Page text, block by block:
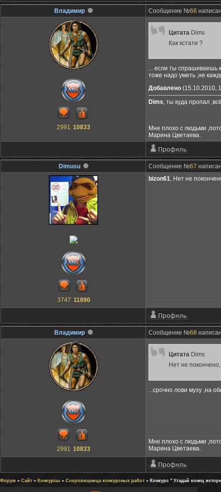
Владимир Сообщение №66
2991 10833
Цитата Dims
Как кстати ?
... если ты спрашиваешь
тоже надо уметь ,не
Добавлено (15.10.2010,
Dims, ты куда пропал
Мне плохо с людьми
Марина Цветаева.
Dimusu Сообщение №67
3747 11890
bizon61, Нет не
Владимир Сообщение №68
2991 10833
Цитата Dims
Нет не
...срочно лови музу ,на
Мне плохо с людьми
Марина Цветаева.
Форум » Сайт» Конкурсы » Сокровищница конкурсных работ» Конкурс " Угадай конец